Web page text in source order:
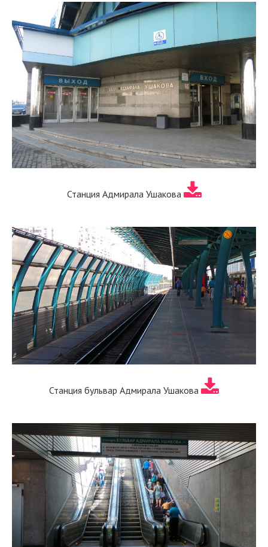
Станция Адмирала Ушакова
Станция бульвар Адмирала Ушакова